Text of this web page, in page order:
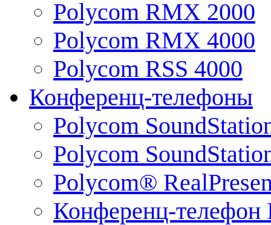
Polycom RMX 2000
Polycom RMX 4000
Polycom RSS 4000
Конференц-телефоны
Polycom
Polycom
Polycom®
Конференц-телефон